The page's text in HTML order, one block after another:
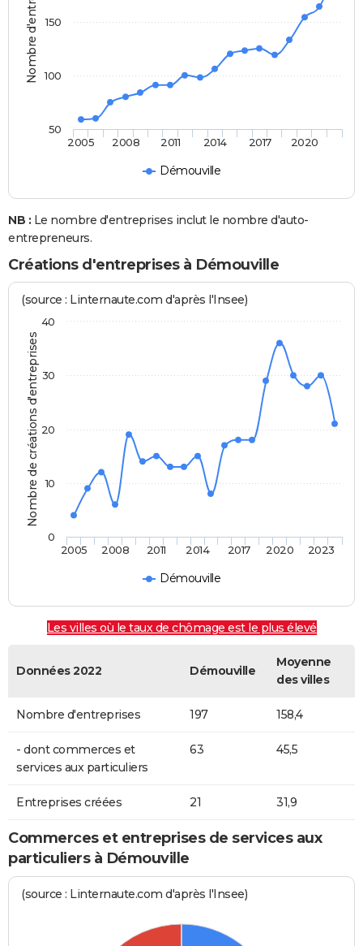
Démouville
2005 2008 2011 2014 2017 2020
50
100
150
NB : Le nombre d'entreprises inclut le nombre d'auto-
entrepreneurs.
Créations d'entreprises à Démouville
Nombre de créations d'entreprises
(source : Linternaute.com d'après l'Insee)
Démouville
2005 2008 2011 2014 2017 2020 2023
0
10
20
30
40
Les villes où le taux de chômage est le plus élevé
Données 2022 Démouville
Moyenne
des villes
Nombre d'entreprises 197 158,4
- dont commerces et
services aux particuliers
63 45,5
Entreprises créées 21 31,9
Commerces et entreprises de services aux
particuliers à Démouville
(source : Linternaute.com d'après l'Insee)